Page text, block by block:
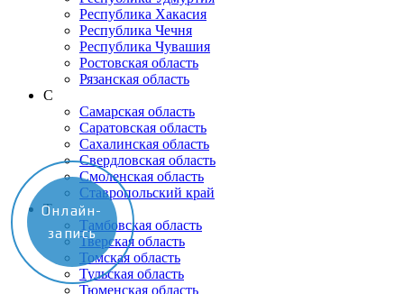
Республика Хакасия
Республика Чечня
Республика Чувашия
Ростовская область
Рязанская область
С
Самарская область
Саратовская область
Сахалинская область
Свердловская область
Смоленская область
Ставропольский край
Т
Тамбовская область
Тверская область
Томская область
Тульская область
Тюменская область
Онлайн-
запись